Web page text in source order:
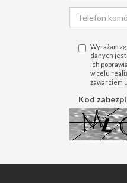
Wyrażam
danych jest
ich
w celu
zawarciem
Kod